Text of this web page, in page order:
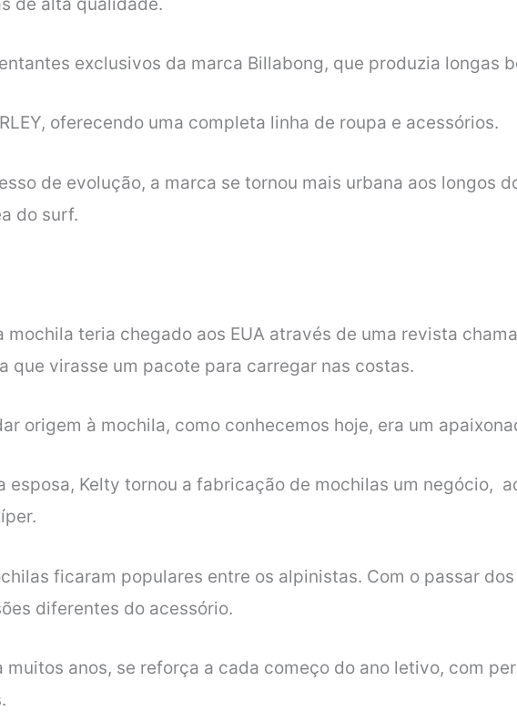
exclusivos da marca Billabong, que produzia longas
oferecendo uma completa linha de roupa e acessórios.
de evolução, a marca se tornou mais urbana aos longos
do surf.
mochila teria chegado aos EUA através de uma revista
que virasse um pacote para carregar nas costas.
origem à mochila, como conhecemos hoje, era um
esposa, Kelty tornou a fabricação de mochilas um negócio,
ficaram populares entre os alpinistas. Com o passar
diferentes do acessório.
muitos anos, se reforça a cada começo do ano letivo, com